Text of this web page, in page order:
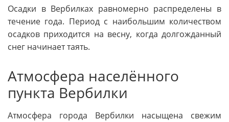
Осадки в Вербилках равномерно распределены в
течение года. Период с наибольшим количеством
осадков приходится на весну, когда долгожданный
снег начинает таять.
Атмосфера населённого
пункта Вербилки
Атмосфера города Вербилки насыщена свежим